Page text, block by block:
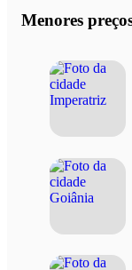
Menores